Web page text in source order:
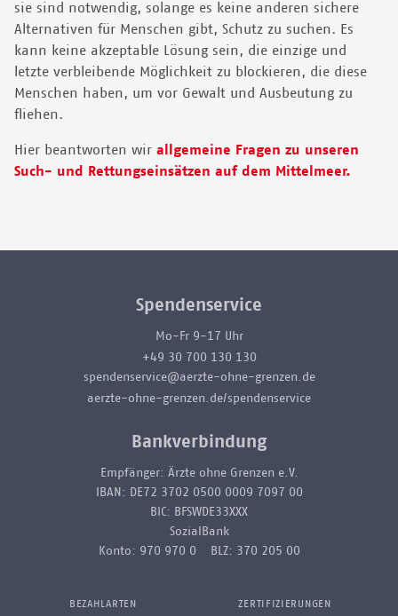
sie sind notwendig, solange es keine anderen sichere
Alternativen für Menschen gibt, Schutz zu suchen. Es
kann keine akzeptable Lösung sein, die einzige und
letzte verbleibende Möglichkeit zu blockieren, die diese
Menschen haben, um vor Gewalt und Ausbeutung zu
fliehen.
Hier beantworten wir allgemeine Fragen zu unseren
Such- und Rettungseinsätzen auf dem Mittelmeer.
Spendenservice
Mo-Fr 9-17 Uhr
+49 30 700 130 130
spendenservice@aerzte-ohne-grenzen.de
aerzte-ohne-grenzen.de/spendenservice
Bankverbindung
Empfänger: Ärzte ohne Grenzen e.V.
IBAN: DE72 3702 0500 0009 7097 00
BIC: BFSWDE33XXX
SozialBank
Konto: 970 970 0 BLZ: 370 205 00
BEZAHLARTEN ZERTIFIZIERUNGEN